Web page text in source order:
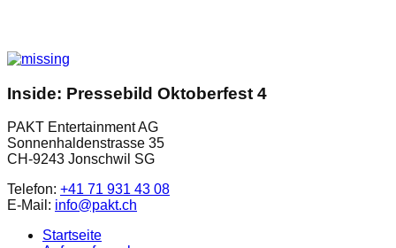
Inside: Pressebild Oktoberfest 4
PAKT Entertainment AG
Sonnenhaldenstrasse 35
CH-9243 Jonschwil SG
Telefon: +41 71 931 43 08
E-Mail: info@pakt.ch
Startseite